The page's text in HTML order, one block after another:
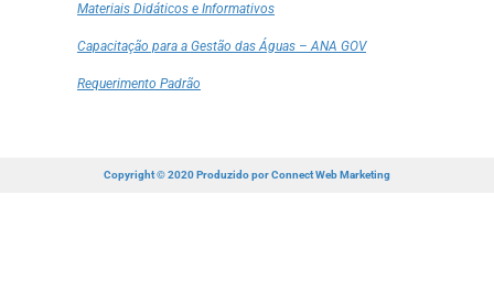
Materiais Didáticos e Informativos
Capacitação para a Gestão das Águas – ANA GOV
Requerimento Padrão
Copyright © 2020 Produzido porConnect Web Marketing